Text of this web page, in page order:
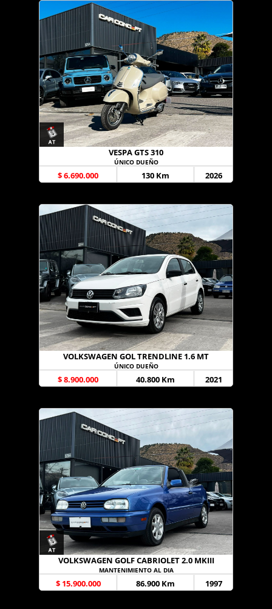
VESPA GTS 310
ÚNICO DUEÑO
$ 6.690.000 130 Km 2026
VOLKSWAGEN GOL TRENDLINE 1.6 MT
ÚNICO DUEÑO
$ 8.900.000 40.800 Km 2021
VOLKSWAGEN GOLF CABRIOLET 2.0 MKIII
MANTENIMIENTO AL DIA
$ 15.900.000 86.900 Km 1997